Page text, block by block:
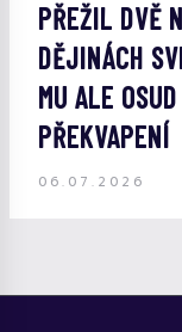
PŘEŽIL DVĚ
DĚJINÁCH
MU ALE
PŘEKVAPENÍ
06.07.2026